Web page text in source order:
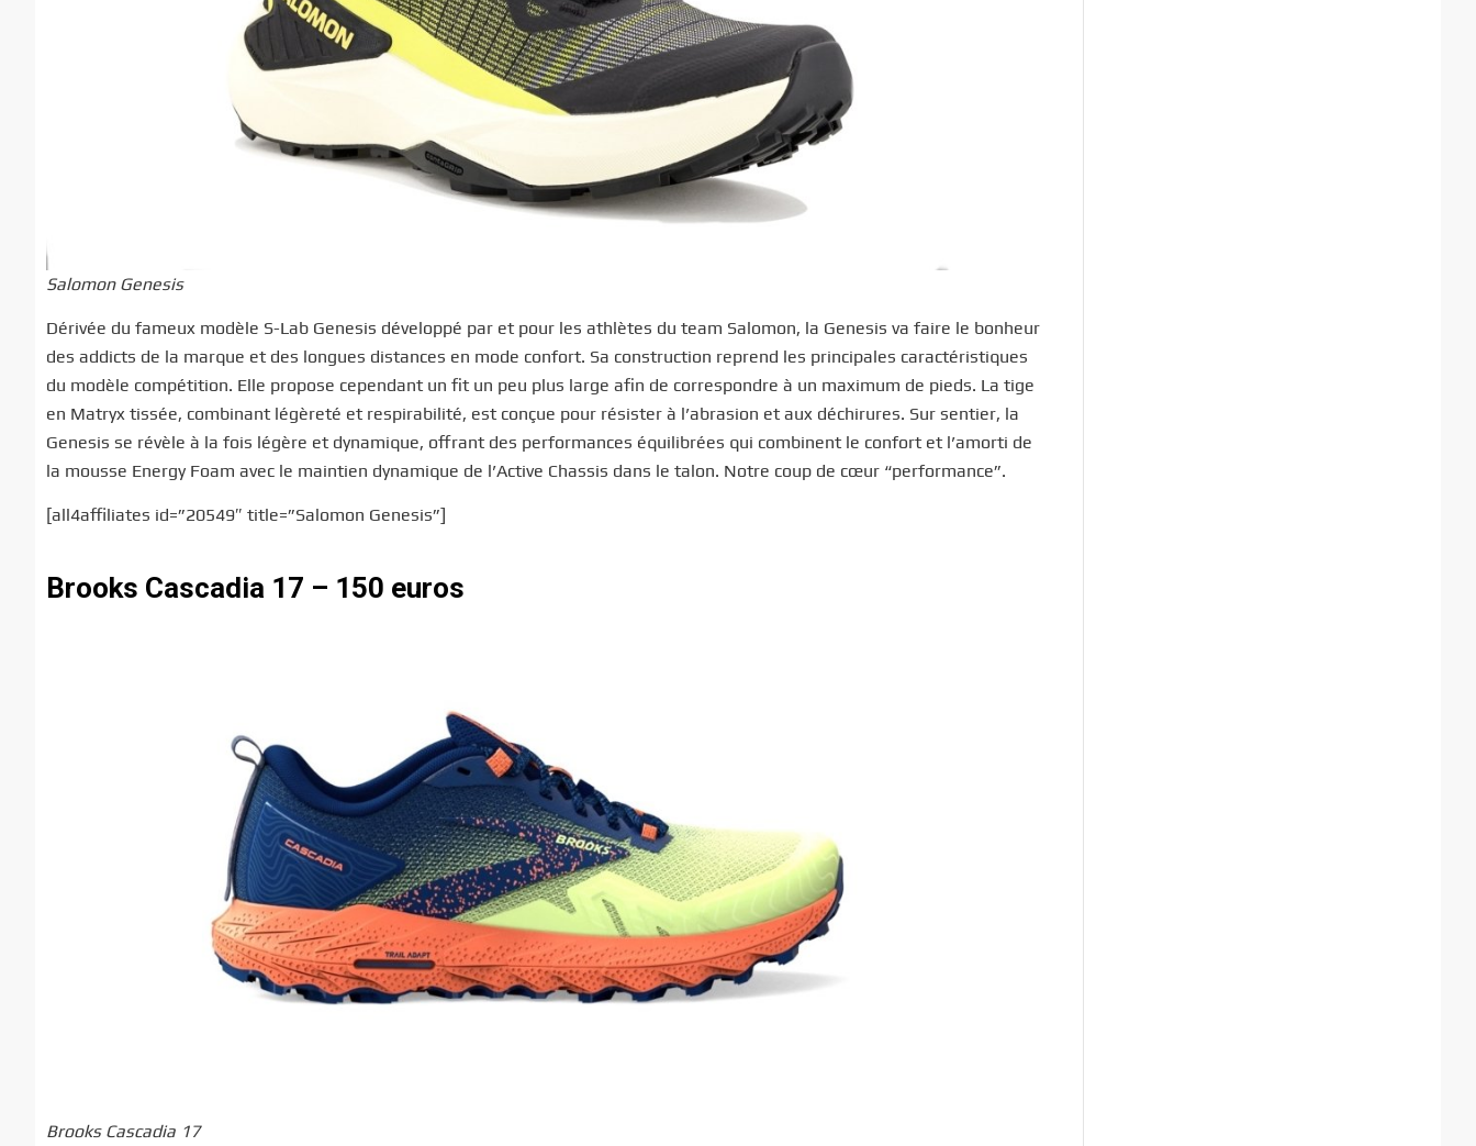
Salomon Genesis
Dérivée du fameux modèle S-Lab Genesis développé par et pour les athlètes du team Salomon, la Genesis va faire le bonheur
des addicts de la marque et des longues distances en mode confort. Sa construction reprend les principales caractéristiques
du modèle compétition. Elle propose cependant un fit un peu plus large afin de correspondre à un maximum de pieds. La tige
en Matryx tissée, combinant légèreté et respirabilité, est conçue pour résister à l’abrasion et aux déchirures. Sur sentier, la
Genesis se révèle à la fois légère et dynamique, offrant des performances équilibrées qui combinent le confort et l’amorti de
la mousse Energy Foam avec le maintien dynamique de l’Active Chassis dans le talon. Notre coup de cœur “performance”.
[all4affiliates id=”20549″ title=”Salomon Genesis”]
Brooks Cascadia 17 – 150 euros
Brooks Cascadia 17